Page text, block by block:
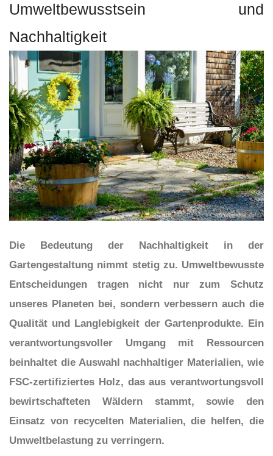
Umweltbewusstsein und
Nachhaltigkeit
Die Bedeutung der Nachhaltigkeit in der
Gartengestaltung nimmt stetig zu. Umweltbewusste
Entscheidungen tragen nicht nur zum Schutz
unseres Planeten bei, sondern verbessern auch die
Qualität und Langlebigkeit der Gartenprodukte. Ein
verantwortungsvoller Umgang mit Ressourcen
beinhaltet die Auswahl nachhaltiger Materialien, wie
FSC-zertifiziertes Holz, das aus verantwortungsvoll
bewirtschafteten Wäldern stammt, sowie den
Einsatz von recycelten Materialien, die helfen, die
Umweltbelastung zu verringern.